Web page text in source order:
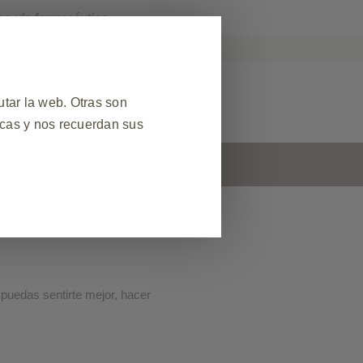
y/o farmacéutico.
Adversa
sentirte mejor, hacer
la web. Otras son
y nos recuerdan sus
de sesión durante una
web. Además, algunas
de servicios, como configurar
para bloquear o alertarle
almacenan ninguna